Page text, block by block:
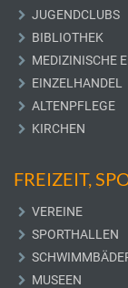
JUGENDCLUBS
BIBLIOTHEK
MEDIZINISCHE
EINZELHANDEL
ALTENPFLEGE
KIRCHEN
FREIZEIT,
VEREINE
SPORTHALLEN
MUSEEN